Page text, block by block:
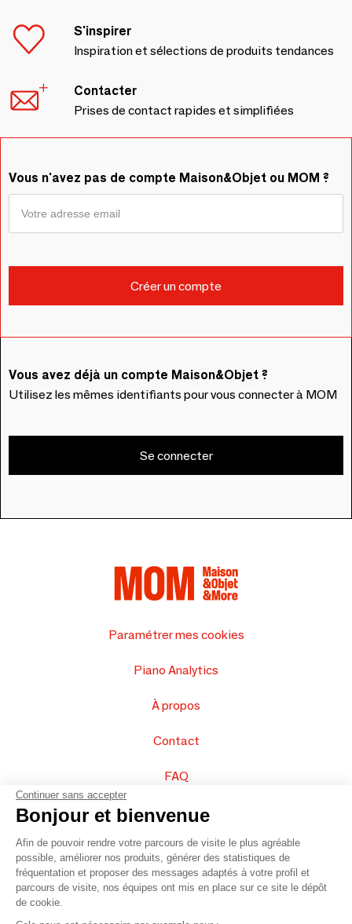
S'inspirer
Inspiration et sélections de produits tendances
Contacter
Prises de contact rapides et simplifiées
Vous n'avez pas de compte Maison&Objet ou MOM ?
Vous avez déjà un compte Maison&Objet ?
Utilisez les mêmes identifiants pour vous connecter à MOM
Se connecter
Paramétrer mes cookies
Piano Analytics
À propos
Contact
FAQ
Vendez vos produits
Plan du site
Continuer sans accepter
Bonjour et bienvenue
Afin de pouvoir rendre votre parcours de visite le plus agréable
possible, améliorer nos produits, générer des statistiques de
fréquentation et proposer des messages adaptés à votre profil et
parcours de visite, nos équipes ont mis en place sur ce site le dépôt
de cookie.